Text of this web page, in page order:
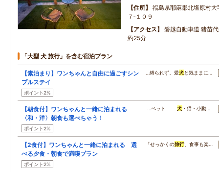
住所
福島県耶麻郡北塩原村
７‐１０９
アクセス
磐越自動車道 猪苗
約25分
「大型 犬 旅行」を含む宿泊プラン
【素泊まり】ワンちゃんと自由に過ごすシン
プルステイ
ポイント2%
…縛られず、愛犬と気ままに…
【朝食付】ワンちゃんと一緒に泊まれる
〈和・洋〉朝食も選べちゃう！
ポイント2%
…ペット犬 ・猫・小動…
【2食付】ワンちゃんと一緒に泊まれる 選
べる夕食・朝食で満喫プラン
ポイント2%
「せっかくの旅行、食事も楽…